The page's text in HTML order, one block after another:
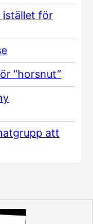
istället för
”horsnut”
att